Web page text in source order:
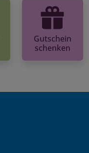
Gutschein
schenken